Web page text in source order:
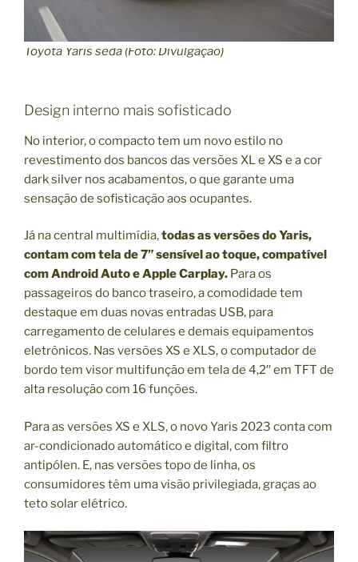
Toyota Yaris sedã (Foto: Divulgação)
Design interno mais sofisticado
No interior, o compacto tem um novo estilo no
revestimento dos bancos das versões XL e XS e a cor
dark silver nos acabamentos, o que garante uma
sensação de sofisticação aos ocupantes.
Já na central multimídia,todas as versões do Yaris,
contam com tela de 7” sensível ao toque, compatível
com Android Auto e Apple Carplay. Para os
passageiros do banco traseiro, a comodidade tem
destaque em duas novas entradas USB, para
carregamento de celulares e demais equipamentos
eletrônicos. Nas versões XS e XLS, o computador de
bordo tem visor multifunção em tela de 4,2′′ em TFT de
alta resolução com 16 funções.
Para as versões XS e XLS, o novo Yaris 2023 conta com
ar-condicionado automático e digital, com filtro
antipólen. E, nas versões topo de linha, os
consumidores têm uma visão privilegiada, graças ao
teto solar elétrico.